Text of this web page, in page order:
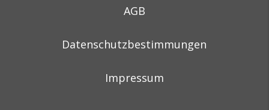
AGB
Datenschutzbestimmungen
Impressum